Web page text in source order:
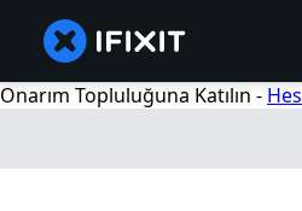
Onarım Topluluğuna Katılın -